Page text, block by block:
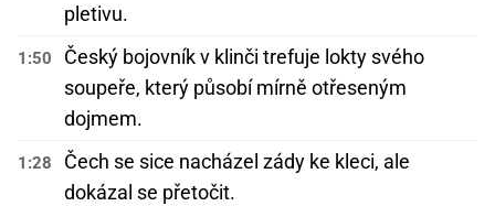
pletivu.
1:50
Český bojovník v klinči trefuje lokty svého
soupeře, který působí mírně otřeseným
dojmem.
1:28
Čech se sice nacházel zády ke kleci, ale
dokázal se přetočit.